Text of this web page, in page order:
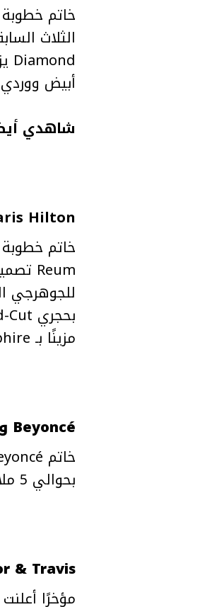
أبيض ووردي عيار 18. التصميم يدوي وفاخر، وتقدّر قيمته بين 500,000 و2
شاهدي أيضاً:
Paris Hilton وCarter Reum
مزينًا بـ Sapphire. يُعرف الخاتم باسم “The Paris”، وتقدّر قيمته بحوالي مليون دولار.
Beyoncé و Jay-Z
بحوالي 5 ملايين دولار. يعد هذا الخاتم من أبرز خواتم الخطوبة بين المشاهير نظرًا لفخامته وحجمه الكبير.
& Travis